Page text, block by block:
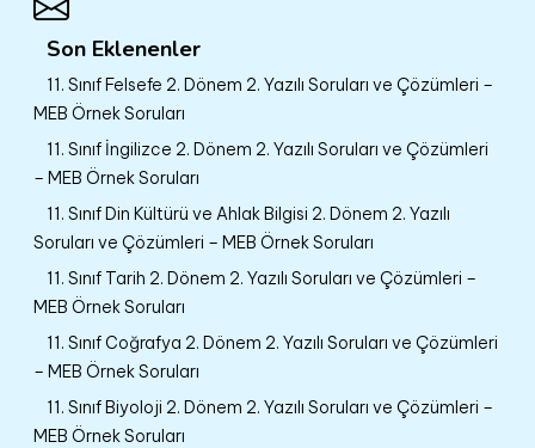
Son Eklenenler
11. Sınıf Felsefe 2. Dönem 2. Yazılı Soruları ve Çözümleri –
MEB Örnek Soruları
11. Sınıf İngilizce 2. Dönem 2. Yazılı Soruları ve Çözümleri
– MEB Örnek Soruları
11. Sınıf Din Kültürü ve Ahlak Bilgisi 2. Dönem 2. Yazılı
Soruları ve Çözümleri – MEB Örnek Soruları
11. Sınıf Tarih 2. Dönem 2. Yazılı Soruları ve Çözümleri –
MEB Örnek Soruları
11. Sınıf Coğrafya 2. Dönem 2. Yazılı Soruları ve Çözümleri
– MEB Örnek Soruları
11. Sınıf Biyoloji 2. Dönem 2. Yazılı Soruları ve Çözümleri –
MEB Örnek Soruları